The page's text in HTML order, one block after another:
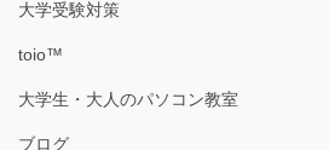
大学受験対策
toio™
大学生・大人のパソコン教室
ブログ